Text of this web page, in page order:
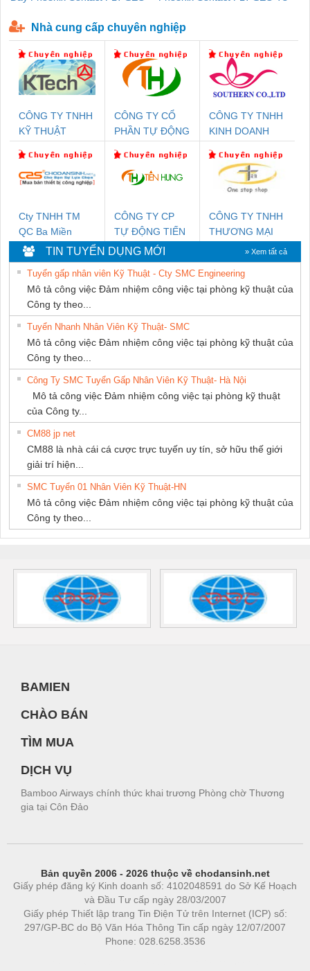
Nhà cung cấp chuyên nghiệp
CÔNG TY TNHH
KỸ THUẬT
NAM
CÔNG TY CỔ
PHẦN TỰ ĐỘNG
CÔNG TY TNHH
KINH DOANH
PHƯƠNG NAM
Cty TNHH TM
QC Ba Miền
CÔNG TY CP
TỰ ĐỘNG TIẾN
HƯNG
CÔNG TY TNHH
THƯƠNG MẠI
THIÊN ÂN VIỆT
NAM
TIN TUYỂN DỤNG MỚI » Xem tất cả
Tuyển gấp nhân viên Kỹ Thuật - Cty SMC Engineering
Mô tả công việc Đảm nhiệm công việc tại phòng kỹ thuật của
Công ty theo...
Tuyển Nhanh Nhân Viên Kỹ Thuật- SMC
Mô tả công việc Đảm nhiệm công việc tại phòng kỹ thuật của
Công ty theo...
Công Ty SMC Tuyển Gấp Nhân Viên Kỹ Thuật- Hà Nội
Mô tả công việc Đảm nhiệm công việc tại phòng kỹ thuật
của Công ty...
CM88 jp net
CM88 là nhà cái cá cược trực tuyến uy tín, sở hữu thế giới
giải trí hiện...
SMC Tuyển 01 Nhân Viên Kỹ Thuật-HN
Mô tả công việc Đảm nhiệm công việc tại phòng kỹ thuật của
Công ty theo...
BAMIEN
CHÀO BÁN
TÌM MUA
DỊCH VỤ
Bamboo Airways chính thức khai trương Phòng chờ Thương
gia tại Côn Đảo
Bản quyền 2006 - 2026 thuộc về chodansinh.net
Giấy phép đăng ký Kinh doanh số: 4102048591 do Sở Kế Hoạch
và Đầu Tư cấp ngày 28/03/2007
Giấy phép Thiết lập trang Tin Điện Tử trên Internet (ICP) số:
297/GP-BC do Bộ Văn Hóa Thông Tin cấp ngày 12/07/2007
Phone: 028.6258.3536